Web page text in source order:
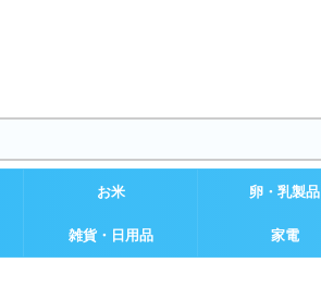
お米 卵・乳製品
雑貨・日用品 家電